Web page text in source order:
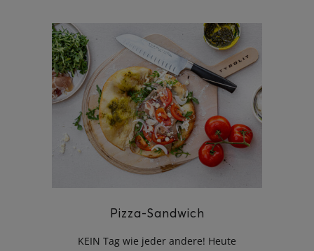
Pizza-Sandwich
KEIN Tag wie jeder andere! Heute